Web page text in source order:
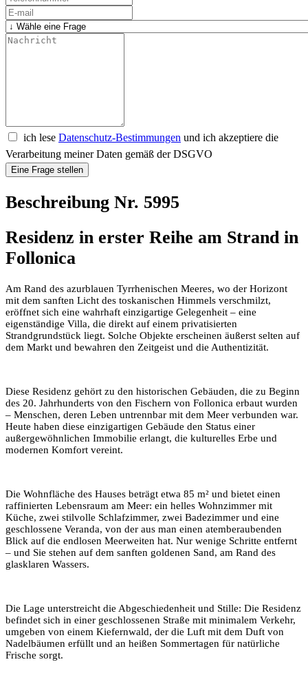
ich lese Datenschutz-Bestimmungen und ich akzeptiere die
Verarbeitung meiner Daten gemäß der DSGVO
Eine Frage stellen
Beschreibung Nr. 5995
Residenz in erster Reihe am Strand in
Follonica
Am Rand des azurblauen Tyrrhenischen Meeres, wo der Horizont
mit dem sanften Licht des toskanischen Himmels verschmilzt,
eröffnet sich eine wahrhaft einzigartige Gelegenheit – eine
eigenständige Villa, die direkt auf einem privatisierten
Strandgrundstück liegt. Solche Objekte erscheinen äußerst selten auf
dem Markt und bewahren den Zeitgeist und die Authentizität.
Diese Residenz gehört zu den historischen Gebäuden, die zu Beginn
des 20. Jahrhunderts von den Fischern von Follonica erbaut wurden
– Menschen, deren Leben untrennbar mit dem Meer verbunden war.
Heute haben diese einzigartigen Gebäude den Status einer
außergewöhnlichen Immobilie erlangt, die kulturelles Erbe und
modernen Komfort vereint.
Die Wohnfläche des Hauses beträgt etwa 85 m² und bietet einen
raffinierten Lebensraum am Meer: ein helles Wohnzimmer mit
Küche, zwei stilvolle Schlafzimmer, zwei Badezimmer und eine
geschlossene Veranda, von der aus man einen atemberaubenden
Blick auf die endlosen Meerweiten hat. Nur wenige Schritte entfernt
– und Sie stehen auf dem sanften goldenen Sand, am Rand des
glasklaren Wassers.
Die Lage unterstreicht die Abgeschiedenheit und Stille: Die Residenz
befindet sich in einer geschlossenen Straße mit minimalem Verkehr,
umgeben von einem Kiefernwald, der die Luft mit dem Duft von
Nadelbäumen erfüllt und an heißen Sommertagen für natürliche
Frische sorgt.